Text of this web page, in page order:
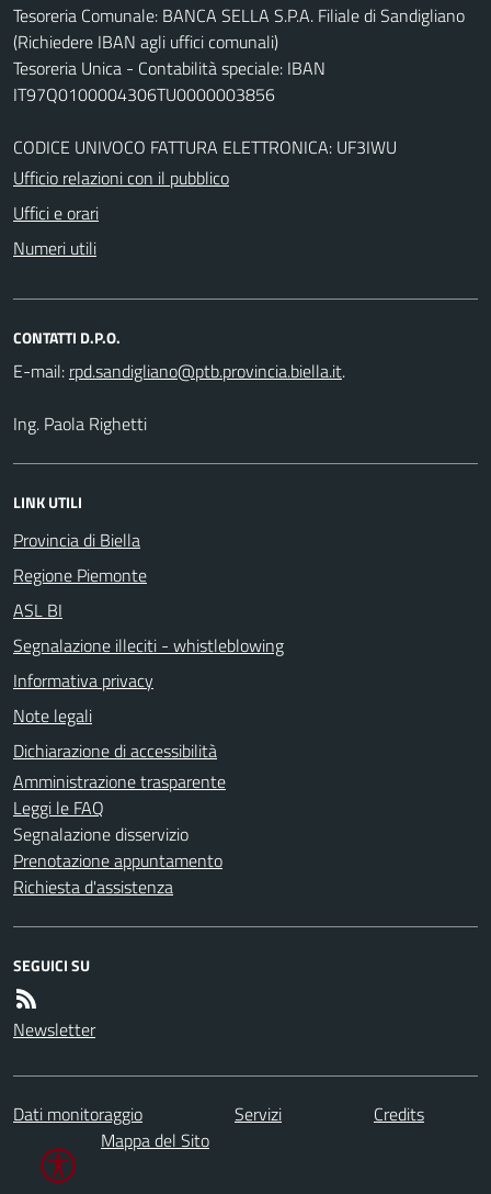
Tesoreria Comunale: BANCA SELLA S.P.A. Filiale di Sandigliano
(Richiedere IBAN agli uffici comunali)
Tesoreria Unica - Contabilità speciale: IBAN
IT97Q0100004306TU0000003856
CODICE UNIVOCO FATTURA ELETTRONICA: UF3IWU
Ufficio relazioni con il pubblico
Uffici e orari
Numeri utili
CONTATTI D.P.O.
E-mail:
.
Ing. Paola Righetti
LINK UTILI
Provincia di Biella
Regione Piemonte
ASL BI
Segnalazione illeciti - whistleblowing
Informativa privacy
Note legali
Dichiarazione di accessibilità
Amministrazione trasparente
Leggi le FAQ
Segnalazione disservizio
Prenotazione appuntamento
Richiesta d'assistenza
SEGUICI SU
Newsletter
Dati monitoraggio Servizi
Credits
Mappa del Sito